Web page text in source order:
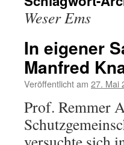
Weser Ems
In eigener
Manfred
Veröffentlicht am 27. Mai
Prof. Remmer